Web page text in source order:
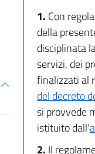
1. Con
della
disciplinata
servizi, dei
finalizzati al
del decreto
si provvede
istituito dall'
2. Il